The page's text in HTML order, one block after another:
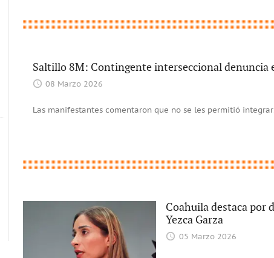
Saltillo 8M: Contingente interseccional denuncia
08 Marzo 2026
Las manifestantes comentaron que no se les permitió
Coahuila destaca por
Yezca Garza
05 Marzo 2026